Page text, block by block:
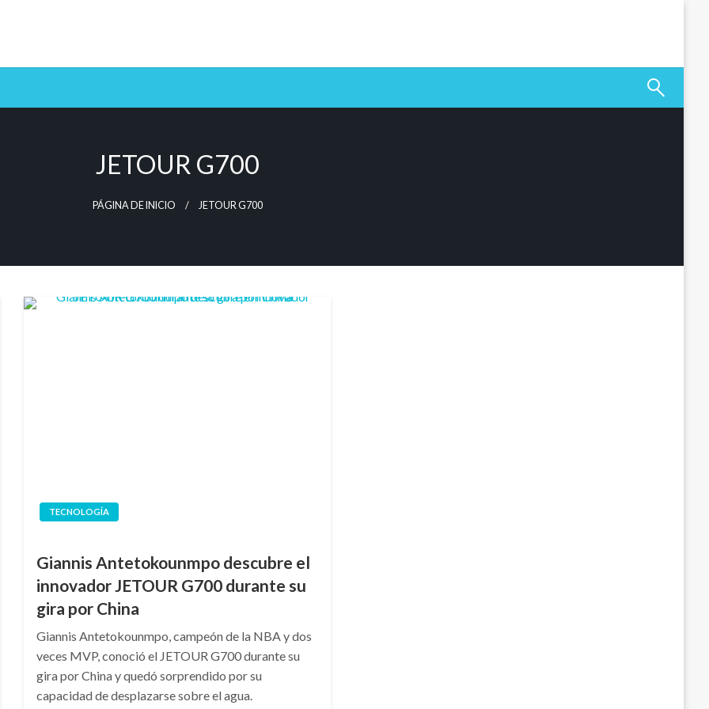
JETOUR G700
PÁGINA DE INICIO JETOUR G700
TECNOLOGÍA
Giannis Antetokounmpo descubre el
innovador JETOUR G700 durante su
gira por China
Giannis Antetokounmpo, campeón de la NBA y dos
veces MVP, conoció el JETOUR G700 durante su
gira por China y quedó sorprendido por su
capacidad de desplazarse sobre el agua.